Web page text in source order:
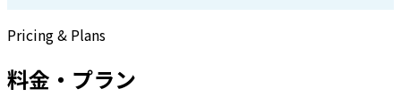
Pricing & Plans
料金・プラン